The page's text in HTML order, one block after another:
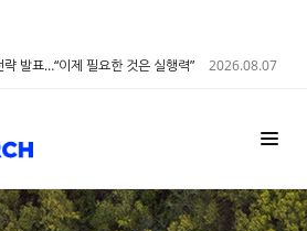
발표…“이제 필요한 것은 실행력” 2026.08.07
케치북5